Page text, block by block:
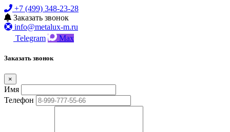
+7 (499) 348-23-28
Заказать звонок
info@metalux-m.ru
Telegram
Max
Заказать звонок
×
Имя
Телефон